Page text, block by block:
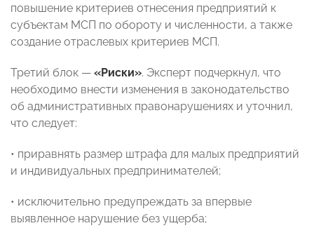
повышение критериев отнесения предприятий к
субъектам МСП по обороту и численности, а также
создание отраслевых критериев МСП.
Третий блок — «Риски». Эксперт подчеркнул, что
необходимо внести изменения в законодательство
об административных правонарушениях и уточнил,
что следует:
• приравнять размер штрафа для малых предприятий
и индивидуальных предпринимателей;
• исключительно предупреждать за впервые
выявленное нарушение без ущерба;